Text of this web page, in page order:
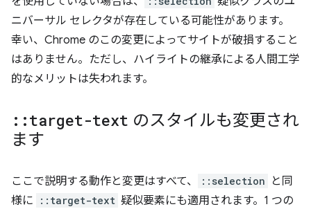
ニバーサル セレクタが存在している可能性があります。
幸い、Chrome のこの変更によってサイトが破損すること
はありません。ただし、ハイライトの継承による人間工学
的なメリットは失われます。
::target-text のスタイルも変更され
ます
ここで説明する動作と変更はすべて、 ::selection
と同
様に
::target-text 疑似要素にも適用されます。1 つの